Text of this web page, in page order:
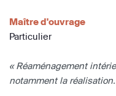
Maître d'ouvrage
Particulier
« Réaménagement
notamment la